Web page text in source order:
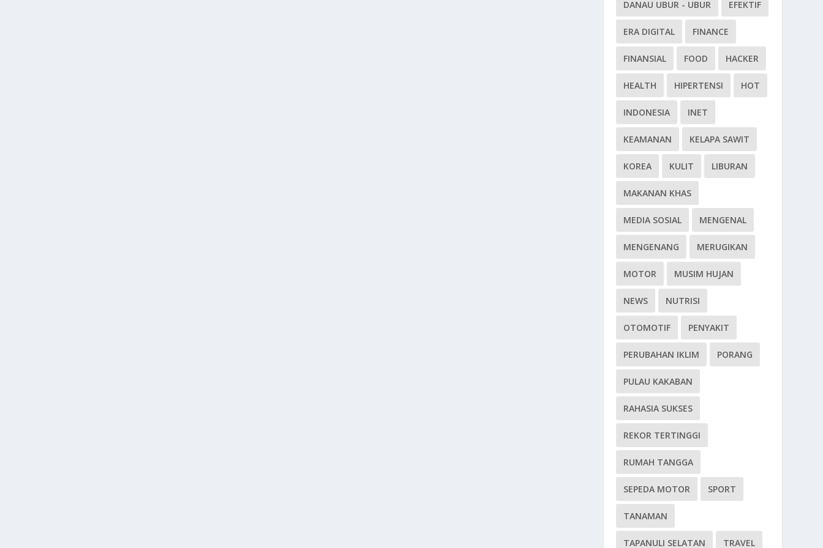
DANAU UBUR - UBUR EFEKTIF
ERA DIGITAL FINANCE
FINANSIAL FOOD HACKER
HEALTH HIPERTENSI HOT
INDONESIA INET
KEAMANAN KELAPA SAWIT
KOREA KULIT LIBURAN
MAKANAN KHAS
MEDIA SOSIAL MENGENAL
MENGENANG MERUGIKAN
MOTOR MUSIM HUJAN
NEWS NUTRISI
OTOMOTIF PENYAKIT
PERUBAHAN IKLIM PORANG
PULAU KAKABAN
RAHASIA SUKSES
REKOR TERTINGGI
RUMAH TANGGA
SEPEDA MOTOR SPORT
TANAMAN
TAPANULI SELATAN TRAVEL